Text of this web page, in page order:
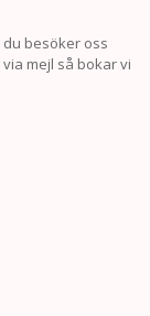
besöker oss
mejl så bokar vi